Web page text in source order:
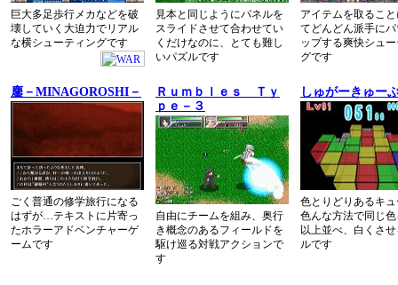
巨大多足歩行メカなどを破
壊していく大迫力でリアル
な横シューティングです
見本と同じようにパネルを
スライドさせて合わせてい
くだけなのに、とても難し
いパズルです
アイテムを取るこ
てどんどん派手に
ップする爽快シュ
グです
鏖－MINAGOROSHI－
ごく普通の修学旅行になる
はずが…テキストに片寄っ
たホラーアドベンチャーゲ
ームです
Ｒｕｍｂｌｅｓ Ｔｙ
ｐｅ－３
自由にチームを組み、奥行
き概念のあるフィールドを
駆け巡る対戦アクションで
す
しゅがーきゅー
色とりどりあるキ
色んな方法で同じ
以上並べ、白くさ
ルです